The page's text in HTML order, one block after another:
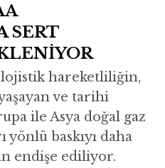
SERT
lojistik hareketliliğin,
ve tarihi
ile Asya doğal gaz
yönlü baskıyı daha
endişe ediliyor.